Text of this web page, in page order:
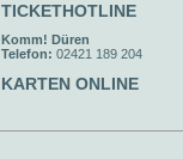
TICKETHOTLINE
Komm! Düren
Telefon: 02421 189 204
KARTEN ONLINE